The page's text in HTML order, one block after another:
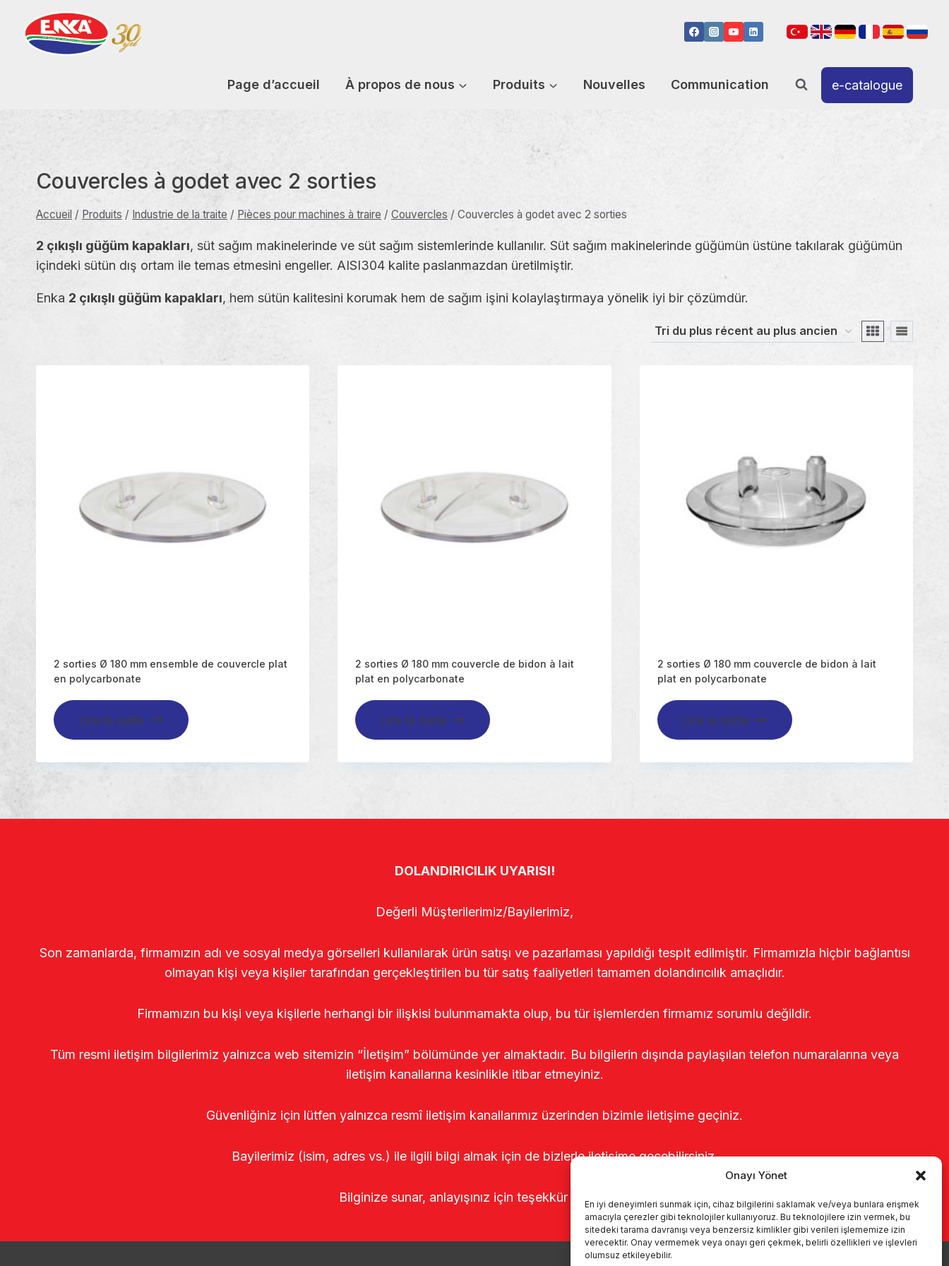
Onayı Yönet
En iyi deneyimleri sunmak için, cihaz bilgilerini saklamak ve/veya bunlara erişmek
amacıyla çerezler gibi teknolojiler kullanıyoruz. Bu teknolojilere izin vermek, bu
sitedeki tarama davranışı veya benzersiz kimlikler gibi verileri işlememize izin
verecektir. Onay vermemek veya onayı geri çekmek, belirli özellikleri ve işlevleri
olumsuz etkileyebilir.
contenu
Page d’accueil À propos de nous Produits Nouvelles Communication e-catalogue
Couvercles à godet avec 2 sorties
Accueil / Produits / Industrie de la traite / Pièces pour machines à traire / Couvercles / Couvercles à godet avec 2 sorties
2 çıkışlı güğüm kapakları, süt sağım makinelerinde ve süt sağım sistemlerinde kullanılır. Süt sağım makinelerinde güğümün üstüne takılarak güğümün
içindeki sütün dış ortam ile temas etmesini engeller. AISI304 kalite paslanmazdan üretilmiştir.
Enka 2 çıkışlı güğüm kapakları, hem sütün kalitesini korumak hem de sağım işini kolaylaştırmaya yönelik iyi bir çözümdür.
2 sorties Ø 180 mm ensemble de couvercle plat
en polycarbonate
Lire la suite
2 sorties Ø 180 mm couvercle de bidon à lait
plat en polycarbonate
Lire la suite
2 sorties Ø 180 mm couvercle de bidon à lait
plat en polycarbonate
Lire la suite
DOLANDIRICILIK UYARISI!
Değerli Müşterilerimiz/Bayilerimiz,
Son zamanlarda, firmamızın adı ve sosyal medya görselleri kullanılarak ürün satışı ve pazarlaması yapıldığı tespit edilmiştir. Firmamızla hiçbir bağlantısı
olmayan kişi veya kişiler tarafından gerçekleştirilen bu tür satış faaliyetleri tamamen dolandırıcılık amaçlıdır.
Firmamızın bu kişi veya kişilerle herhangi bir ilişkisi bulunmamakta olup, bu tür işlemlerden firmamız sorumlu değildir.
Tüm resmi iletişim bilgilerimiz yalnızca web sitemizin “İletişim” bölümünde yer almaktadır. Bu bilgilerin dışında paylaşılan telefon numaralarına veya
iletişim kanallarına kesinlikle itibar etmeyiniz.
Güvenliğiniz için lütfen yalnızca resmî iletişim kanallarımız üzerinden bizimle iletişime geçiniz.
Bayilerimiz (isim, adres vs.) ile ilgili bilgi almak için de bizlerle iletişime geçebilirsiniz.
Bilginize sunar, anlayışınız için teşekkür ederiz.